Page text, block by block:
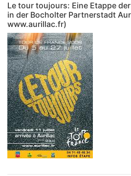
Le tour toujours: Eine Etappe
in der Bocholter Partnerstadt
www.aurillac.fr)